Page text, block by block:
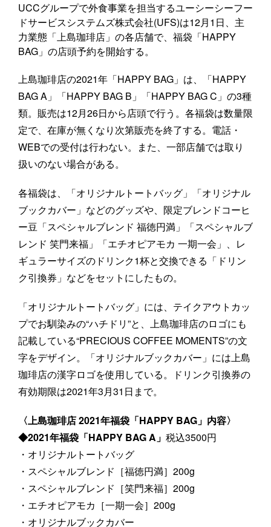
UCCグループで外食事業を担当するユーシーシーフー
ドサービスシステムズ株式会社(UFS)は12月1日、主
力業態「上島珈琲店」の各店舗で、福袋「HAPPY
BAG」の店頭予約を開始する。
上島珈琲店の2021年「HAPPY BAG」は、「HAPPY
BAG A」「HAPPY BAG B」「HAPPY BAG C」の3種
類。販売は12月26日から店頭で行う。各福袋は数量限
定で、在庫が無くなり次第販売を終了する。電話・
WEBでの受付は行わない。また、一部店舗では取り
扱いのない場合がある。
各福袋は、「オリジナルトートバッグ」「オリジナル
ブックカバー」などのグッズや、限定ブレンドコーヒ
ー豆「スペシャルブレンド 福徳円満」「スペシャルブ
レンド 笑門来福」「エチオピアモカ 一期一会」、レ
ギュラーサイズのドリンク1杯と交換できる「ドリン
ク引換券」などをセットにしたもの。
「オリジナルトートバッグ」には、テイクアウトカッ
プでお馴染みの“ハチドリ”と、上島珈琲店のロゴにも
記載している“PRECIOUS COFFEE MOMENTS”の文
字をデザイン。「オリジナルブックカバー」には上島
珈琲店の漢字ロゴを使用している。ドリンク引換券の
有効期限は2021年3月31日まで。
〈上島珈琲店 2021年福袋「HAPPY BAG」内容〉
◆2021年福袋「HAPPY BAG A」 税込3500円
・オリジナルトートバッグ
・スペシャルブレンド［福徳円満］200g
・スペシャルブレンド［笑門来福］200g
・エチオピアモカ［一期一会］200g
・オリジナルブックカバー